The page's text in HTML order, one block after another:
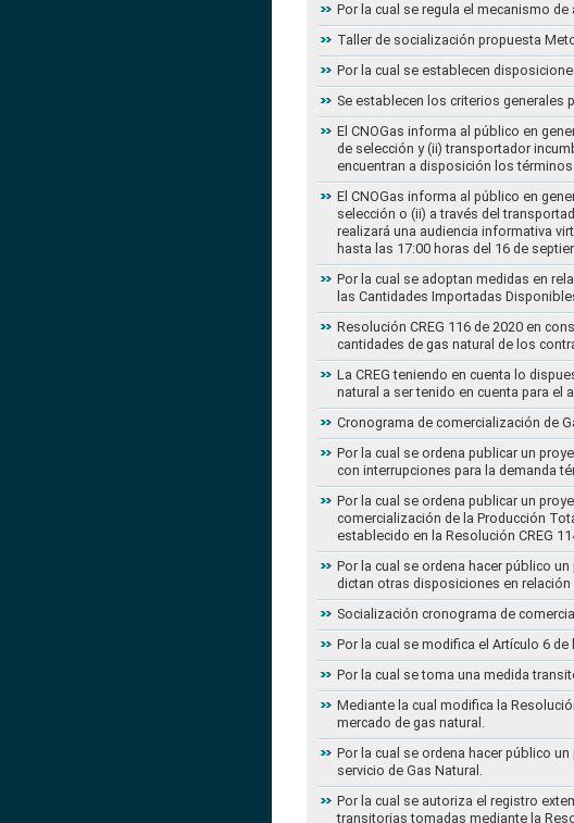
Por la cual se regula el mecanismo
Taller de socialización propuesta
Por la cual se establecen
Se establecen los criterios generales
El CNOGas informa al público en
de selección y (ii) transportador
encuentran a disposición los
El CNOGas informa al público en
selección o (ii) a través del
realizará una audiencia informativa
hasta las 17:00 horas del 16 de
Por la cual se adoptan medidas en
las Cantidades Importadas
Resolución CREG 116 de 2020 en
cantidades de gas natural de los
La CREG teniendo en cuenta lo
natural a ser tenido en cuenta para el
Cronograma de comercialización de
Por la cual se ordena publicar un
con interrupciones para la demanda
Por la cual se ordena publicar un
comercialización de la Producción
establecido en la Resolución CREG
Por la cual se ordena hacer público
dictan otras disposiciones en
Socialización cronograma de
Por la cual se modifica el Artículo 6
Por la cual se toma una medida
Mediante la cual modifica la
mercado de gas natural.
Por la cual se ordena hacer público
servicio de Gas Natural.
Por la cual se autoriza el registro
transitorias tomadas mediante la